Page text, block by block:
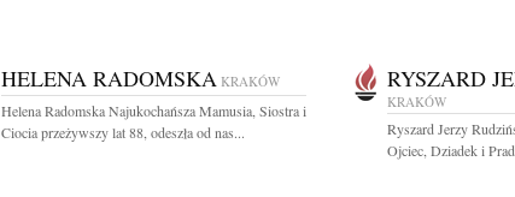
HELENA RADOMSKA KRAKÓW
Helena Radomska Najukochańsza Mamusia, Siostra i
Ciocia przeżywszy lat 88, odeszła od nas...
RYSZARD
KRAKÓW
Ryszard Jerzy
Ojciec, Dziadek i